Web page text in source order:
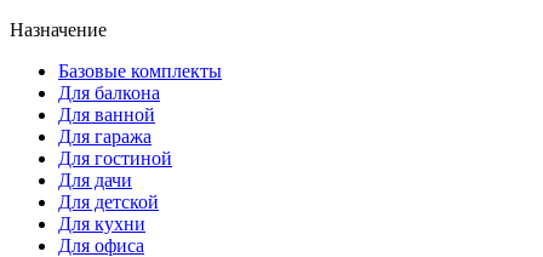
Назначение
Базовые комплекты
Для балкона
Для ванной
Для гаража
Для гостиной
Для дачи
Для детской
Для кухни
Для офиса